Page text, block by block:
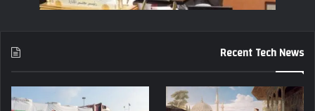
Recent Tech News